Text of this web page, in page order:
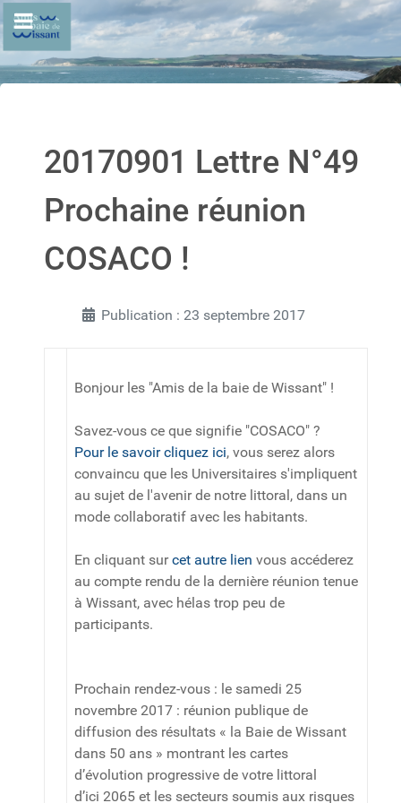
20170901 Lettre N°49
Prochaine réunion
COSACO !
Publication : 23 septembre 2017
Bonjour les "Amis de la baie de Wissant" !
Savez-vous ce que signifie "COSACO" ?
Pour le savoir cliquez ici, vous serez alors
convaincu que les Universitaires s'impliquent
au sujet de l'avenir de notre littoral, dans un
mode collaboratif avec les habitants.
En cliquant surcet autre lien vous accéderez
au compte rendu de la dernière réunion tenue
à Wissant, avec hélas trop peu de
participants.
Prochain rendez-vous : le samedi 25
novembre 2017 : réunion publique de
diffusion des résultats « la Baie de Wissant
dans 50 ans » montrant les cartes
d’évolution progressive de votre littoral
d’ici 2065 et les secteurs soumis aux risques